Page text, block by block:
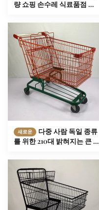
량 쇼핑 손수레 식료품점 카
새로운
다중 사람 독일 종류
를 위한 210대 밝혀지는 큰 저